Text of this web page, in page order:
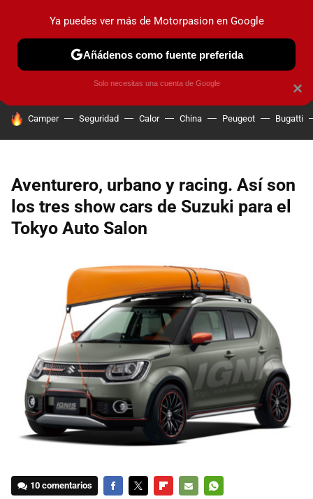
PRUEBAS COCHES ELÉCTRICOS OBSERVATORIO
HOY SE HABLA DE
Camper Seguridad Calor China Peugeot Bugatti
Aventurero, urbano y racing. Así son
los tres show cars de Suzuki para el
Tokyo Auto Salon
10 comentarios
×
Ya puedes ver más de Motorpasion en Google
Añádenos como fuente preferida
Solo necesitas una cuenta de Google